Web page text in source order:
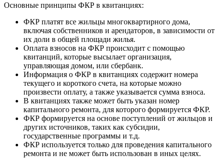
Основные принципы ФКР в квитанциях:
ФКР платят все жильцы многоквартирного дома,
включая собственников и арендаторов, в зависимости от
их доли в общей площади жилья.
Оплата взносов на ФКР происходит с помощью
квитанций, которые высылает организация,
управляющая домом, или сбербанк.
Информация о ФКР в квитанциях содержит номера
текущего и короткого счета, на которые можно
произвести оплату, а также указывается сумма взноса.
В квитанциях также может быть указан номер
капитального ремонта, для которого формируется ФКР.
ФКР формируется на основе поступлений от жильцов и
других источников, таких как субсидии,
государственные программы и т.д.
ФКР используется только для проведения капитального
ремонта и не может быть использован в иных целях.